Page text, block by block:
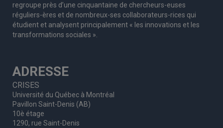
regroupe près d’une cinquantaine de chercheurs-euses
réguliers-ères et de nombreux-ses collaborateurs-rices qui
étudient et analysent principalement « les innovations et les
transformations sociales ».
ADRESSE
CRISES
Université du Québec à Montréal
Pavillon Saint-Denis (AB)
10è étage
1290, rue Saint-Denis